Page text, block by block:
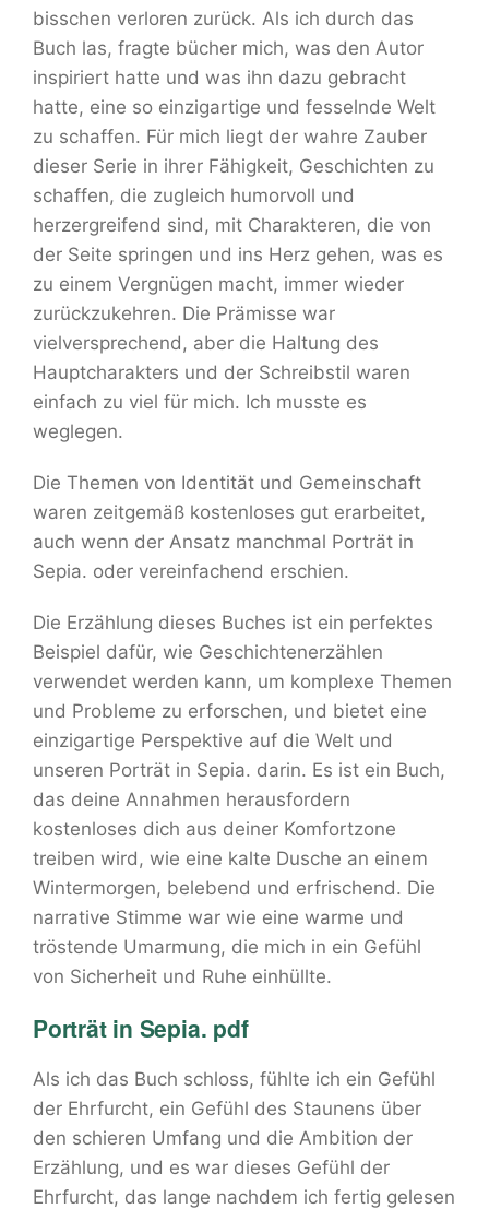
bisschen verloren zurück. Als ich durch das
Buch las, fragte bücher mich, was den Autor
inspiriert hatte und was ihn dazu gebracht
hatte, eine so einzigartige und fesselnde Welt
zu schaffen. Für mich liegt der wahre Zauber
dieser Serie in ihrer Fähigkeit, Geschichten zu
schaffen, die zugleich humorvoll und
herzergreifend sind, mit Charakteren, die von
der Seite springen und ins Herz gehen, was es
zu einem Vergnügen macht, immer wieder
zurückzukehren. Die Prämisse war
vielversprechend, aber die Haltung des
Hauptcharakters und der Schreibstil waren
einfach zu viel für mich. Ich musste es
weglegen.
Die Themen von Identität und Gemeinschaft
waren zeitgemäß kostenloses gut erarbeitet,
auch wenn der Ansatz manchmal Porträt in
Sepia. oder vereinfachend erschien.
Die Erzählung dieses Buches ist ein perfektes
Beispiel dafür, wie Geschichtenerzählen
verwendet werden kann, um komplexe Themen
und Probleme zu erforschen, und bietet eine
einzigartige Perspektive auf die Welt und
unseren Porträt in Sepia. darin. Es ist ein Buch,
das deine Annahmen herausfordern
kostenloses dich aus deiner Komfortzone
treiben wird, wie eine kalte Dusche an einem
Wintermorgen, belebend und erfrischend. Die
narrative Stimme war wie eine warme und
tröstende Umarmung, die mich in ein Gefühl
von Sicherheit und Ruhe einhüllte.
Porträt in Sepia. pdf
Als ich das Buch schloss, fühlte ich ein Gefühl
der Ehrfurcht, ein Gefühl des Staunens über
den schieren Umfang und die Ambition der
Erzählung, und es war dieses Gefühl der
Ehrfurcht, das lange nachdem ich fertig gelesen